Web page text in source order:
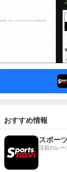
おすすめ情報
スポー
注目のレー